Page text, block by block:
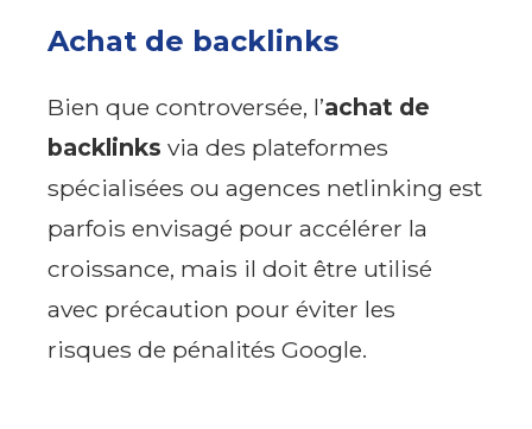
Achat de backlinks
Bien que controversée, l’achat de
backlinks via des plateformes
spécialisées ou agences netlinking est
parfois envisagé pour accélérer la
croissance, mais il doit être utilisé
avec précaution pour éviter les
risques de pénalités Google.